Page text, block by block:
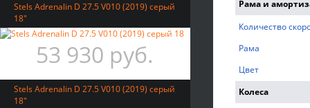
Stels Adrenalin D 27.5 V010 (2019) серый
18"
53 930 руб.
Stels Adrenalin D 27.5 V010 (2019) серый
18"
Рама и
Количество
Рама
Цвет
Колеса